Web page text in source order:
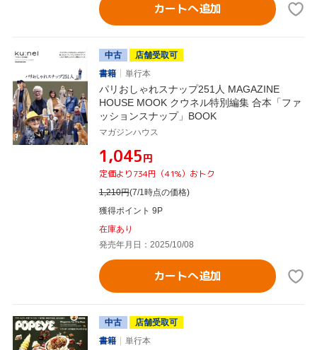
カートへ追加
中古
店舗受取可
書籍
単行本
パリおしゃれスナップ251人 MAGAZINE
HOUSE MOOK クウネル特別編集 合本「ファ
ッションスナップ」BOOK
マガジンハウス
¥1,045円
定価より734円（41%）おトク
1,210円(7/1時点の価格)
獲得ポイント 9P
在庫あり
発売年月日：2025/10/08
カートへ追加
中古
店舗受取可
書籍
単行本